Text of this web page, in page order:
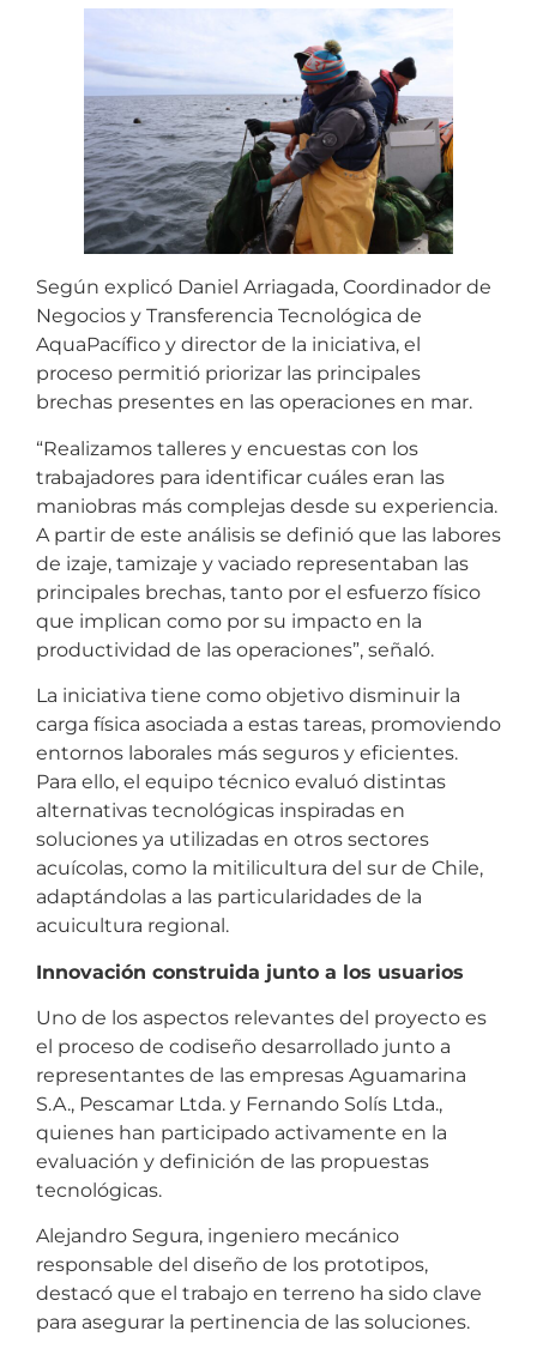
Según explicó Daniel Arriagada, Coordinador de
Negocios y Transferencia Tecnológica de
AquaPacífico y director de la iniciativa, el
proceso permitió priorizar las principales
brechas presentes en las operaciones en mar.
“Realizamos talleres y encuestas con los
trabajadores para identificar cuáles eran las
maniobras más complejas desde su experiencia.
A partir de este análisis se definió que las labores
de izaje, tamizaje y vaciado representaban las
principales brechas, tanto por el esfuerzo físico
que implican como por su impacto en la
productividad de las operaciones”, señaló.
La iniciativa tiene como objetivo disminuir la
carga física asociada a estas tareas, promoviendo
entornos laborales más seguros y eficientes.
Para ello, el equipo técnico evaluó distintas
alternativas tecnológicas inspiradas en
soluciones ya utilizadas en otros sectores
acuícolas, como la mitilicultura del sur de Chile,
adaptándolas a las particularidades de la
acuicultura regional.
Innovación construida junto a los usuarios
Uno de los aspectos relevantes del proyecto es
el proceso de codiseño desarrollado junto a
representantes de las empresas Aguamarina
S.A., Pescamar Ltda. y Fernando Solís Ltda.,
quienes han participado activamente en la
evaluación y definición de las propuestas
tecnológicas.
Alejandro Segura, ingeniero mecánico
responsable del diseño de los prototipos,
destacó que el trabajo en terreno ha sido clave
para asegurar la pertinencia de las soluciones.